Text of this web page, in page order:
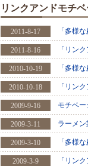
リンクアンドモチ
2011-8-17 「多様
2011-8-16 「リン
2010-10-19 「多様
2010-10-18 「リン
2009-9-16 モチベー
2009-3-11 ラーメン
2009-3-10 「多様
2009-3-9 「リン